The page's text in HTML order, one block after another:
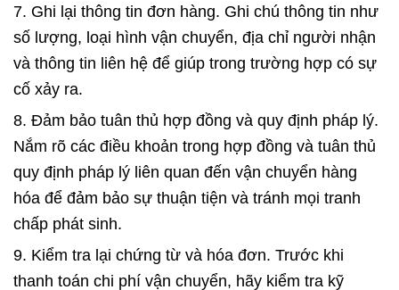
7. Ghi lại thông tin đơn hàng. Ghi chú thông tin như
số lượng, loại hình vận chuyển, địa chỉ người nhận
và thông tin liên hệ để giúp trong trường hợp có sự
cố xảy ra.
8. Đảm bảo tuân thủ hợp đồng và quy định pháp lý.
Nắm rõ các điều khoản trong hợp đồng và tuân thủ
quy định pháp lý liên quan đến vận chuyển hàng
hóa để đảm bảo sự thuận tiện và tránh mọi tranh
chấp phát sinh.
9. Kiểm tra lại chứng từ và hóa đơn. Trước khi
thanh toán chi phí vận chuyển, hãy kiểm tra kỹ